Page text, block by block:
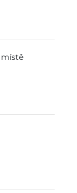
místě